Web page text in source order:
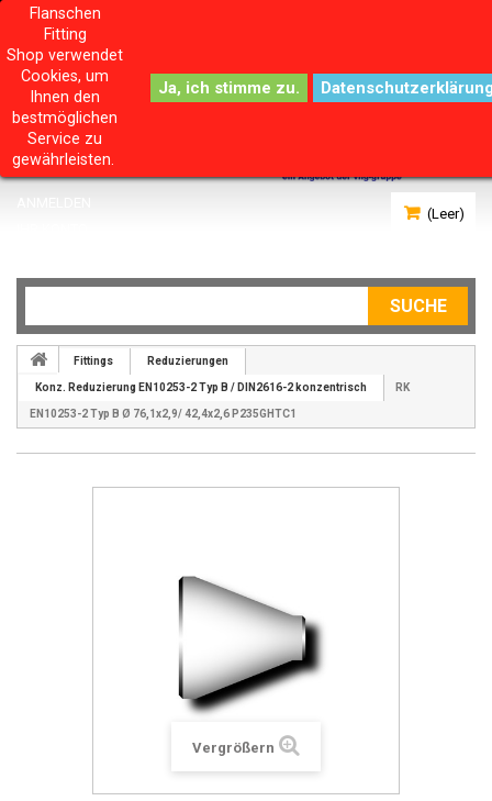
(Leer)
SUCHE
Flanschen
Fitting
Shop verwendet
Cookies, um
Ihnen den
bestmöglichen
Service zu
gewährleisten.
Fittings Reduzierungen
Konz. Reduzierung EN10253-2 Typ B / DIN2616-2 konzentrisch RK
EN10253-2 Typ B Ø 76,1x2,9/ 42,4x2,6 P235GHTC1
Vergrößern